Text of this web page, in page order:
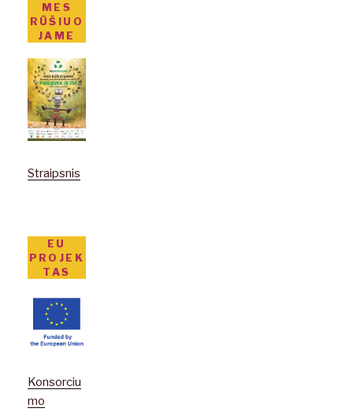
MES
RŪŠIUO
JAME
Straipsnis
EU
PROJEK
TAS
Konsorciu
mo